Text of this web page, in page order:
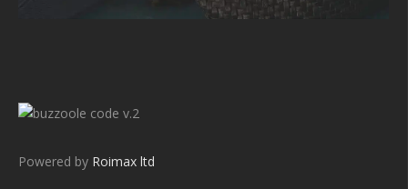
v.2
Powered by Roimax ltd